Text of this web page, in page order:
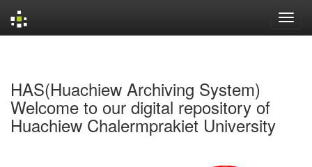
HAS(Huachiew Archiving System)
Welcome to our digital repository of
Huachiew Chalermprakiet University